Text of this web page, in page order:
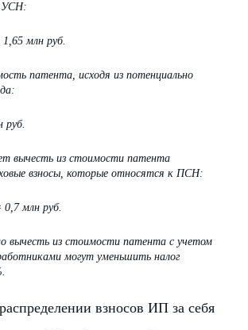
УСН:
млн руб.
патента, исходя из потенциально
руб.
вычесть из стоимости патента
взносы, которые относятся к ПСН:
млн руб.
вычесть из стоимости патента с учетом
могут уменьшить налог
взносов ИП за себя